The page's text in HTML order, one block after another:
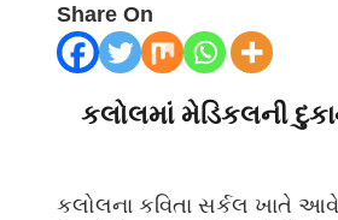
Share On
કલોલમાં મેડિકલની
કલોલના કવિતા સર્કલ ખાતે